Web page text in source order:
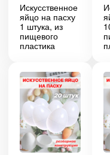
Искусственное
яйцо на пасху
1 штука, из
пищевого
пластика